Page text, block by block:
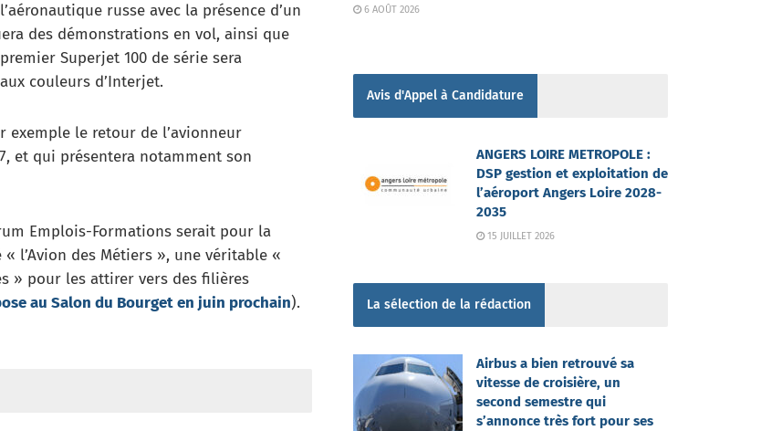
russe avec la présence d’un
des démonstrations en vol, ainsi que
Superjet 100 de série sera
couleurs d’Interjet.
exemple le retour de l’avionneur
et qui présentera notamment son
Emplois-Formations serait pour la
l’Avion des Métiers », une véritable «
» pour les attirer vers des filières
au Salon du Bourget en juin prochain).
6 AOÛT 2026
Avis d'Appel à Candidature
ANGERS LOIRE METROPOLE :
DSP gestion et exploitation de
l’aéroport Angers Loire 2028-
2035
15 JUILLET 2026
La sélection de la rédaction
Airbus a bien retrouvé sa
vitesse de croisière, un
second semestre qui
s’annonce très fort pour ses